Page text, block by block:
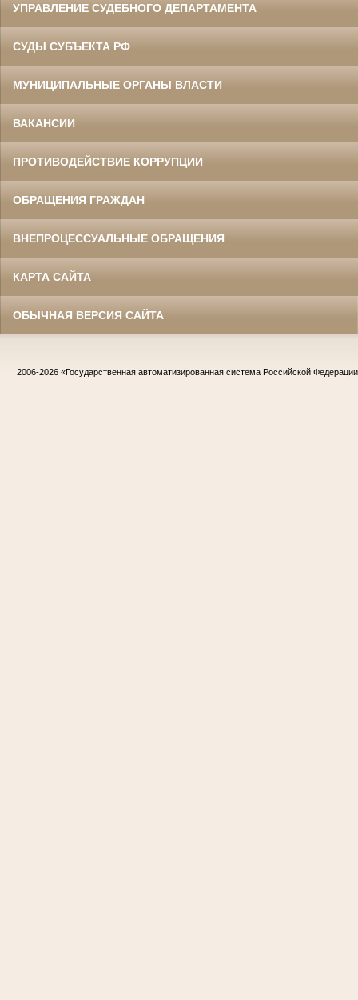
УПРАВЛЕНИЕ СУДЕБНОГО ДЕПАРТАМЕНТА
СУДЫ СУБЪЕКТА РФ
МУНИЦИПАЛЬНЫЕ ОРГАНЫ ВЛАСТИ
ВАКАНСИИ
ПРОТИВОДЕЙСТВИЕ КОРРУПЦИИ
ОБРАЩЕНИЯ ГРАЖДАН
ВНЕПРОЦЕССУАЛЬНЫЕ ОБРАЩЕНИЯ
КАРТА САЙТА
ОБЫЧНАЯ ВЕРСИЯ САЙТА
2006-2026 «Государственная автоматизированная система Российской